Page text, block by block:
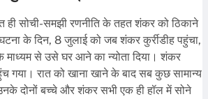
ही सोची-समझी रणनीति के तहत शंकर को ठिकाने
के दिन, 8 जुलाई को जब शंकर कुर्रीडीह पहुंचा,
माध्यम से उसे घर आने का न्योता दिया। शंकर
गया। रात को खाना खाने के बाद सब कुछ सामान्य
दोनों बच्चे और शंकर सभी एक ही हॉल में सोने